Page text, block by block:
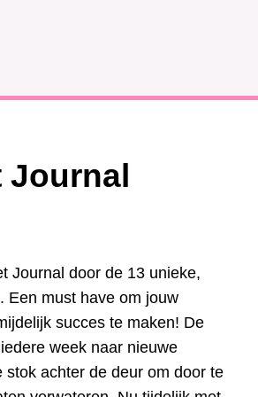
Journal door de 13 unieke,
Een must have om jouw
succes te maken! De
week naar nieuwe
achter de deur om door te